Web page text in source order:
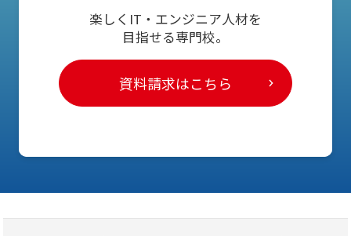
楽しくIT・エンジニア人材を
目指せる専門校。
資料請求はこちら